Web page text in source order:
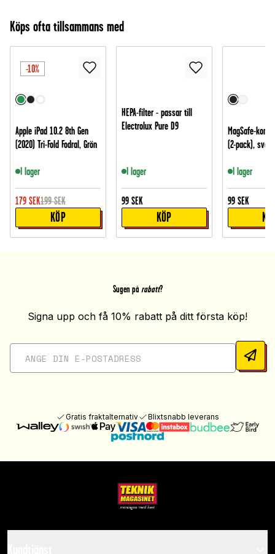
Köps ofta tillsammans med
-10%
Apple iPad 10.2 8th Gen
(2020) Tri-Fold Fodral, Grön
I lager
179 SEK199 SEK
KÖP
HEPA-filter - passar till
Electrolux Pure D9
I lager
99 SEK
KÖP
MagSafe-
(2-pack), svart
I lager
99 SEK
Sugen på rabatt?
Signa upp och få 10% rabatt på ditt första köp!
Gratis fraktalternativ Blixtsnabb leverans